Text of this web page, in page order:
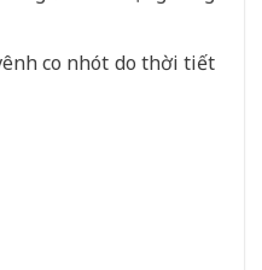
co nhót do thời tiết